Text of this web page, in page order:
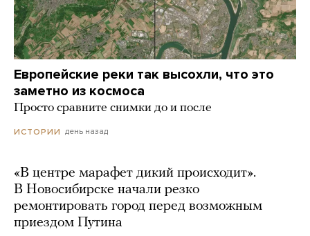
Европейские реки так высохли, что это
заметно из космоса
Просто сравните снимки до и после
ИСТОРИИ день назад
«В центре марафет дикий происходит».
В Новосибирске начали резко
ремонтировать город перед возможным
приездом Путина